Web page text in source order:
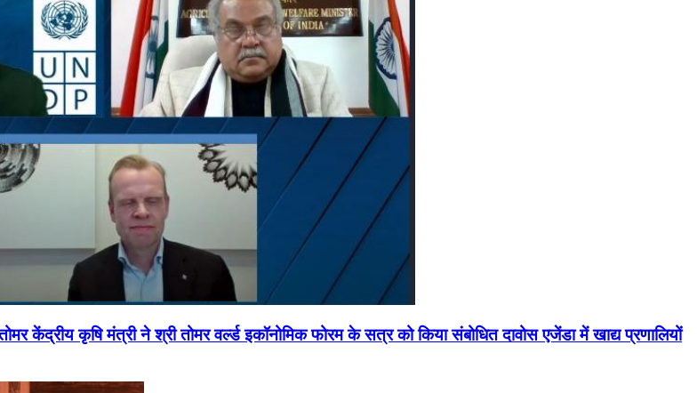
केंद्रीय कृषि मंत्री ने श्री तोमर वर्ल्ड इकॉनोमिक फोरम के सत्र को किया संबोधित दावोस एजेंडा में खाद्य प्रणालियों